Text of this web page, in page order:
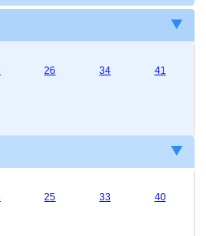
26 34 41
25 33 40